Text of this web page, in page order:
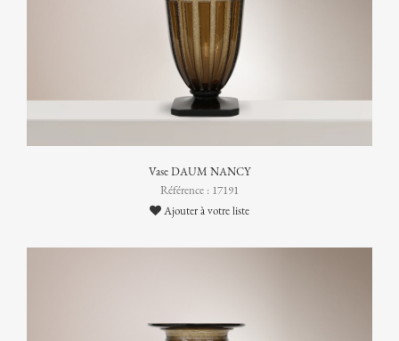
Vase DAUM NANCY
Référence : 17191
Ajouter à votre liste